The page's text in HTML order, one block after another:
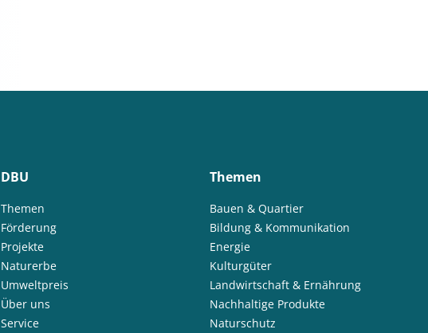
DBU
Themen
Förderung
Projekte
Naturerbe
Umweltpreis
Über uns
Service
Themen
Bauen & Quartier
Bildung & Kommunikation
Energie
Kulturgüter
Landwirtschaft & Ernährung
Nachhaltige Produkte
Naturschutz